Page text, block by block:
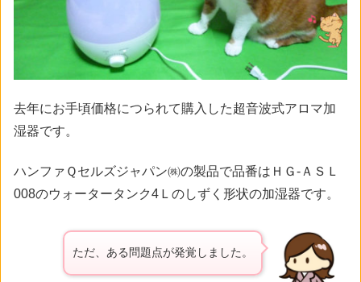
去年にお手頃価格につられて購入した超音波式アロマ加
湿器です。
ハンファＱセルズジャパン㈱の製品で品番はＨＧ-ＡＳＬ
008のウォータータンク4Ｌのしずく形状の加湿器です。
ただ、ある問題点が発覚しました。